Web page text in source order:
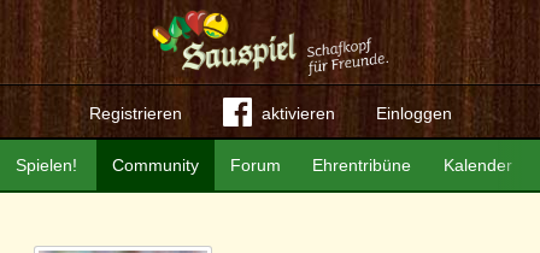
Registrieren aktivieren Einloggen
Community Forum Ehrentribüne Kalender
Spielen!